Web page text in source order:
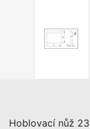
Hoblovací nůž